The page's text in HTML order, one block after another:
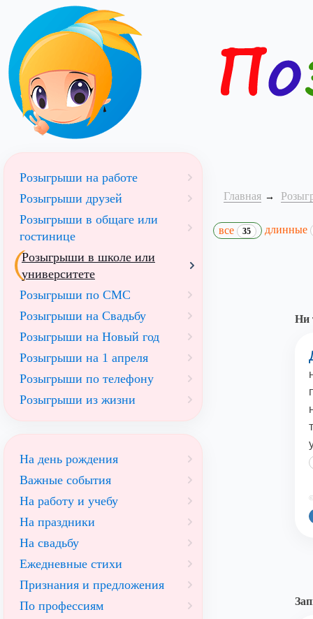
Главная
все 35 длинные
Ни
Розыгрыши на работе
Розыгрыши друзей
Розыгрыши в общаге или
гостинице
Розыгрыши в школе или
университете
Розыгрыши по СМС
Розыгрыши на Свадьбу
Розыгрыши на Новый год
Розыгрыши на 1 апреля
Розыгрыши по телефону
Розыгрыши из жизни
На день рождения
Важные события
На работу и учебу
На праздники
На свадьбу
Ежедневные стихи
Признания и предложения
По профессиям